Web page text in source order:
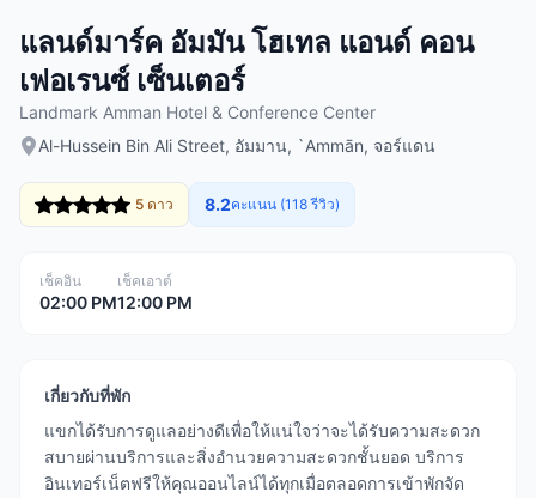
แลนด์มาร์ค อัมมัน โฮเทล แอนด์ คอน
เฟอเรนซ์ เซ็นเตอร์
Landmark Amman Hotel & Conference Center
Al-Hussein Bin Ali Street, อัมมาน, `Ammān, จอร์แดน
5 ดาว 8.2คะแนน (118 รีวิว)
เช็คอิน
02:00 PM
เช็คเอาต์
12:00 PM
เกี่ยวกับที่พัก
แขกได้รับการดูแลอย่างดีเพื่อให้แน่ใจว่าจะได้รับความสะดวก
สบายผ่านบริการและสิ่งอำนวยความสะดวกชั้นยอด บริการ
อินเทอร์เน็ตฟรีให้คุณออนไลน์ได้ทุกเมื่อตลอดการเข้าพักจัด